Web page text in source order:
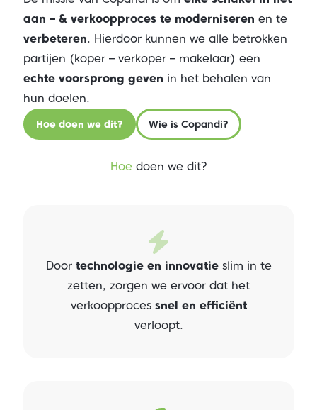
aan – & verkoopproces te moderniseren en te
verbeteren. Hierdoor kunnen we alle betrokken
partijen (koper – verkoper – makelaar) een
echte voorsprong geven in het behalen van
hun doelen.
Hoe doen we dit? Wie is Copandi?
Hoedoen we dit?
Door technologie en innovatieslim in te
zetten, zorgen we ervoor dat het
verkoopproces snel en efficiënt
verloopt.